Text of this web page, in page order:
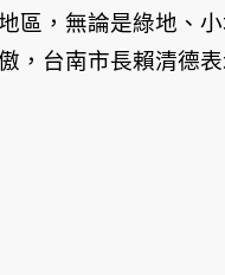
區，無論是綠地、
，台南市長賴清德